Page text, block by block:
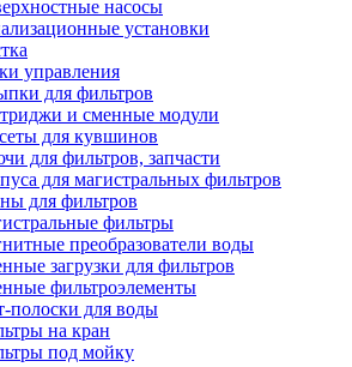
насосы
установки
управления
для фильтров
и сменные модули
для кувшинов
для фильтров, запчасти
для магистральных фильтров
для фильтров
фильтры
преобразователи воды
загрузки для фильтров
фильтроэлементы
полоски для воды
на кран
под мойку